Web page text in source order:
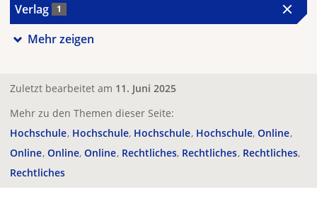
Verlag 1
Mehr zeigen
Zuletzt bearbeitet am 11. Juni 2025
Mehr zu den Themen dieser Seite:
Hochschule Hochschule Hochschule Hochschule Online
Online Online Online Rechtliches Rechtliches Rechtliches
Rechtliches